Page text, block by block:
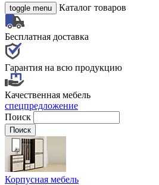
toggle menu Каталог товаров
Бесплатная доставка
Гарантия на всю продукцию
Качественная мебель
спецпредложение
Поиск
Корпусная мебель